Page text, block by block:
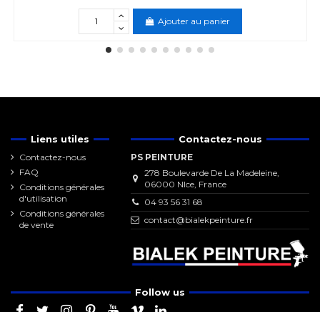
Ajouter au panier
Liens utiles
Contactez-nous
FAQ
Conditions générales
d'utilisation
Conditions générales
de vente
Contactez-nous
PS PEINTURE
278 Boulevarde De La Madeleine,
06000 NIce, France
04 93 56 31 68
contact@bialekpeinture.fr
Follow us